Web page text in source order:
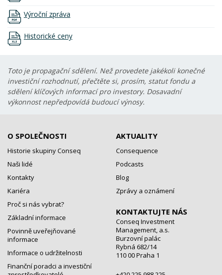
Výroční zpráva
Historické ceny
Toto je propagační sdělení. Než provedete jakékoli konečné
investiční rozhodnutí, přečtěte si, prosím, statut fondu a
sdělení klíčových informací pro investory. Dosavadní
výkonnost nepředpovídá budoucí výnosy.
O SPOLEČNOSTI
Historie skupiny Conseq
Naši lidé
Kontakty
Kariéra
Proč si nás vybrat?
Základní informace
Povinně uveřejňované
informace
Informace o udržitelnosti
Finanční poradci a investiční
AKTUALITY
Consequence
Podcasts
Blog
Zprávy a oznámení
KONTAKTUJTE NÁS
Conseq Investment
Management, a.s.
Burzovní palác
Rybná 682/14
110 00 Praha 1